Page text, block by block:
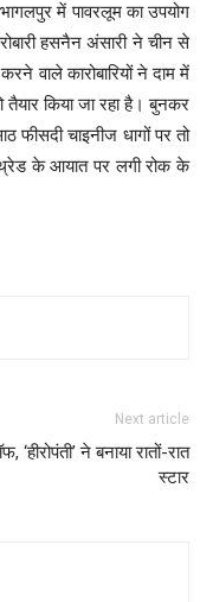
में पावरलूम का उपयोग
हसनैन अंसारी ने चीन से
वाले कारोबारियों ने दाम में
किया जा रहा है। बुनकर
फीसदी चाइनीज धागों पर तो
थ्रेड के आयात पर लगी रोक के
Next article
ने बनाया रातों-रात
स्टार